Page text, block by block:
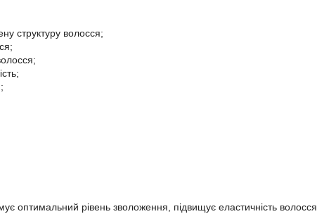
структуру волосся;
оптимальний рівень зволоження, підвищує еластичність волосся.